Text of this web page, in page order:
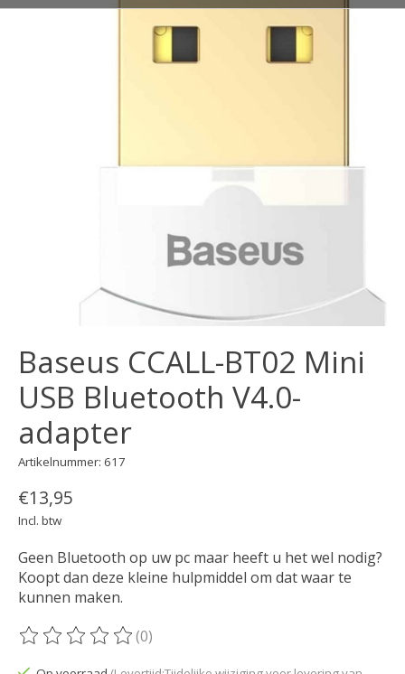
Baseus CCALL-BT02 Mini
USB Bluetooth V4.0-
adapter
Artikelnummer: 617
€13,95
Incl. btw
Geen Bluetooth op uw pc maar heeft u het wel nodig?
Koopt dan deze kleine hulpmiddel om dat waar te
kunnen maken.
De beoordeling van dit product is
(0)